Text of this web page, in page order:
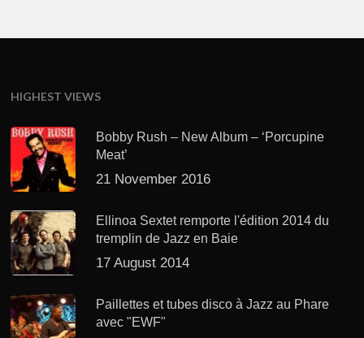
HIGHEST VIEWS
Bobby Rush – New Album – ‘Porcupine
Meat’
21 November 2016
Ellinoa Sextet remporte l'édition 2014 du
tremplin de Jazz en Baie
17 August 2014
Paillettes et tubes disco à Jazz au Phare
avec "EWF"